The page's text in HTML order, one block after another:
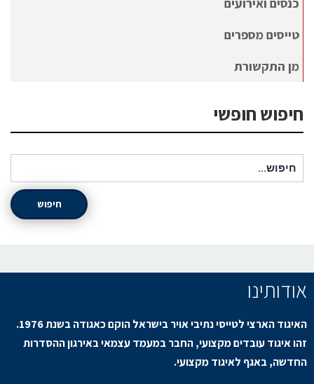
טייסים מספרים
מן התקשורת
חיפוש חופשי
חיפוש
אודותינו
האיגוד הארצי לטייסי נתיבי אויר בישראל הוקם כאגודה בשנת 1976.
זהו איגוד עובדים מקצועי, החבר במעמד עצמאי באירגון ההסדרות
החדשה, באגף לאיגוד מקצועי.